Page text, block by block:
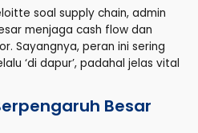
soal supply chain, admin
menjaga cash flow dan
Sayangnya, peran ini sering
‘di dapur’, padahal jelas vital
Besar